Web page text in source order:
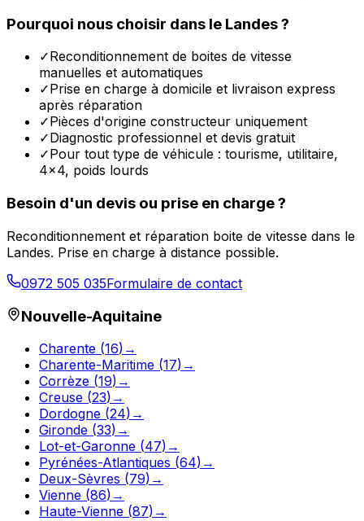
Pourquoi nous choisir dans le Landes?
✓Reconditionnement de boites de vitesse
manuelles et automatiques
✓Prise en charge à domicile et livraison express
après réparation
✓Pièces d'origine constructeur uniquement
✓Diagnostic professionnel et devis gratuit
✓Pour tout type de véhicule : tourisme, utilitaire,
4x4, poids lourds
Besoin d'un devis ou prise en charge ?
Reconditionnement et réparation boite de vitesse dans le
Landes. Prise en charge à distance possible.
0972 505 035Formulaire de contact
Nouvelle-Aquitaine
Charente (16) →
Charente-Maritime (17) →
Corrèze (19) →
Creuse (23) →
Dordogne (24) →
Gironde (33) →
Lot-et-Garonne (47) →
Pyrénées-Atlantiques (64) →
Deux-Sèvres (79) →
Vienne (86) →
Haute-Vienne (87) →